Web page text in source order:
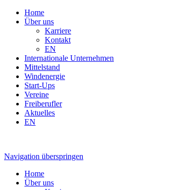
Home
Über uns
Karriere
Kontakt
EN
Internationale Unternehmen
Mittelstand
Windenergie
Start-Ups
Vereine
Freiberufler
Aktuelles
EN
Navigation überspringen
Home
Über uns